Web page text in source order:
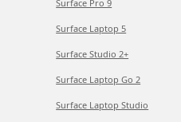
Surface Pro 9
Surface Laptop 5
Surface Studio 2+
Surface Laptop Go 2
Surface Laptop Studio